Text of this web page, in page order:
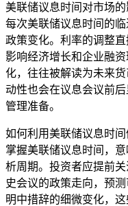
美联储议息时间对市场的
每次美联储议息时间的
政策变化。利率的调整
影响经济增长和企业融
化，往往被解读为未来
动性也会在议息会议前
管理准备。
如何利用美联储议息时
掌握美联储议息时间，
析周期。投资者应提前
史会议的政策走向，预
明中措辞的细微变化，